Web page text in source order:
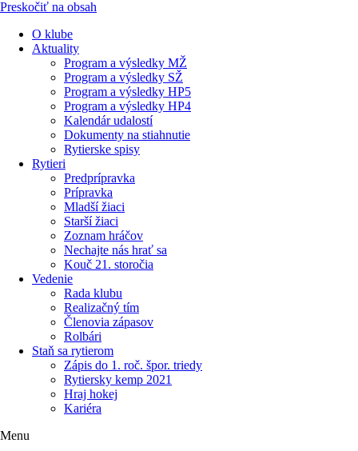
Preskočiť na obsah
O klube
Aktuality
Program a výsledky MŽ
Program a výsledky SŽ
Program a výsledky HP5
Program a výsledky HP4
Kalendár udalostí
Dokumenty na stiahnutie
Rytierske spisy
Rytieri
Predprípravka
Prípravka
Mladší žiaci
Starší žiaci
Zoznam hráčov
Nechajte nás hrať sa
Kouč 21. storočia
Vedenie
Rada klubu
Realizačný tím
Členovia zápasov
Rolbári
Staň sa rytierom
Zápis do 1. roč. špor. triedy
Rytiersky kemp 2021
Hraj hokej
Kariéra
Menu